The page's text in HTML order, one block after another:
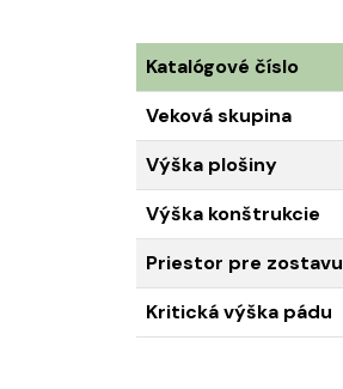
Katalógové číslo
Veková skupina
Výška plošiny
Výška konštrukcie
Priestor pre zostavu
Kritická výška pádu